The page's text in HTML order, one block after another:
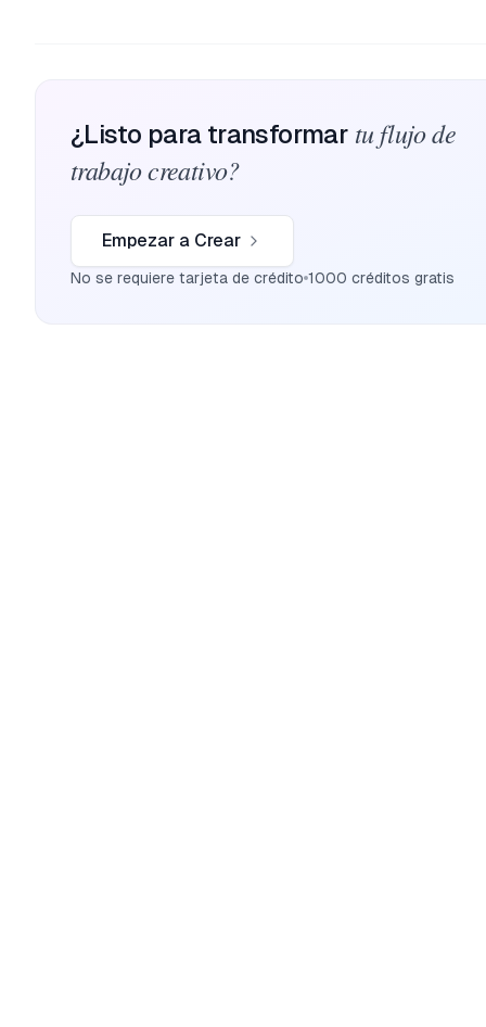
¿Listo para transformar tu flujo de
trabajo creativo?
Empezar a Crear
No se requiere tarjeta de crédito 1000 créditos gratis